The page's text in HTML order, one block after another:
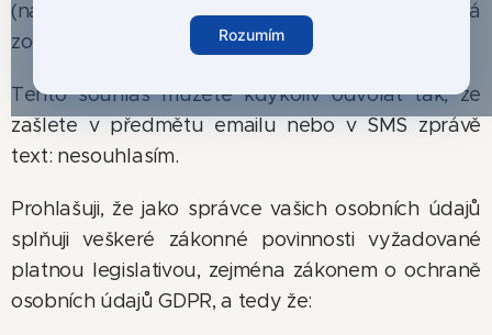
Rozumím
(např. telefon, email, jméno a příjmení...). Já
zodpovídám za jejich ochranu a zabezpečení.
Tento souhlas můžete kdykoliv odvolat tak, že
zašlete v předmětu emailu nebo v SMS zprávě
text: nesouhlasím.
Prohlašuji, že jako správce vašich osobních údajů
splňuji veškeré zákonné povinnosti vyžadované
platnou legislativou, zejména zákonem o ochraně
osobních údajů GDPR, a tedy že: